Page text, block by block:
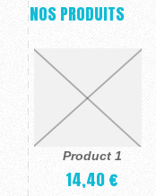
NOS PRODUITS
Product 1
14,40 €